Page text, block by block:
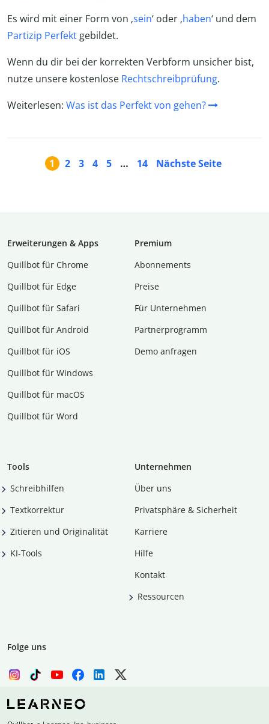
Es wird mit einer Form von ‚sein‘ oder ‚haben‘ und dem
Partizip Perfekt gebildet.
Wenn du dir bei der korrekten Verbform unsicher bist,
nutze unsere kostenlose Rechtschreibprüfung.
Weiterlesen: Was ist das Perfekt von gehen?
1 2 3 4 5 … 14 Nächste Seite
Erweiterungen & Apps
Quillbot für Chrome
Quillbot für Edge
Quillbot für Safari
Quillbot für Android
Quillbot für iOS
Quillbot für Windows
Quillbot für macOS
Quillbot für Word
Premium
Abon­ne­ments
Preise
Für Unternehmen
Partnerprogramm
Demo anfragen
Tools
Schreibhilfen
Textkorrektur
Zitieren und Originalität
KI-Tools
Unternehmen
Über uns
Privatsphäre & Sicherheit
Karriere
Hilfe
Kontakt
Ressourcen
Folge uns